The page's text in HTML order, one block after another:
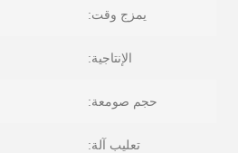
يمزج وقت:
الإنتاجية:
حجم صومعة:
تعليب آلة: